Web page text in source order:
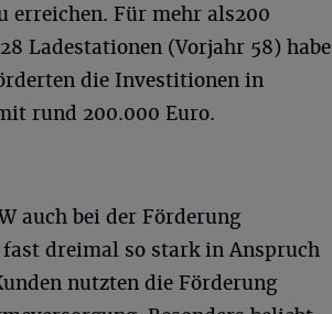
erreichen. Für mehr als200
Ladestationen (Vorjahr 58) habe
die Investitionen in
rund 200.000 Euro.
auch bei der Förderung
dreimal so stark in Anspruch
nutzten die Förderung